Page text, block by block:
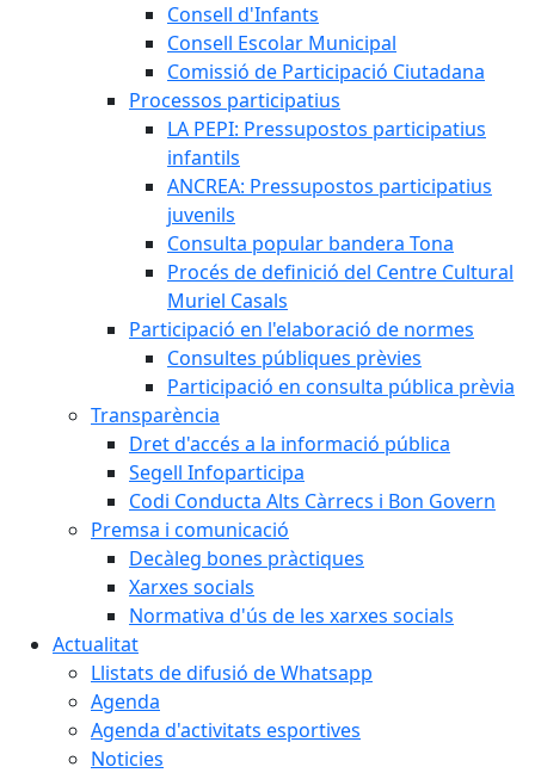
Consell d'Infants
Consell Escolar Municipal
Comissió de Participació Ciutadana
Processos participatius
LA PEPI: Pressupostos participatius
infantils
ANCREA: Pressupostos participatius
juvenils
Consulta popular bandera Tona
Procés de definició del Centre Cultural
Muriel Casals
Participació en l'elaboració de normes
Consultes públiques prèvies
Participació en consulta pública prèvia
Transparència
Dret d'accés a la informació pública
Segell Infoparticipa
Codi Conducta Alts Càrrecs i Bon Govern
Premsa i comunicació
Decàleg bones pràctiques
Xarxes socials
Normativa d'ús de les xarxes socials
Actualitat
Llistats de difusió de Whatsapp
Agenda
Agenda d'activitats esportives
Noticies